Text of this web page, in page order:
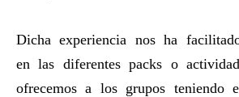
Dicha experiencia nos ha
en las diferentes packs o
ofrecemos a los grupos teniendo